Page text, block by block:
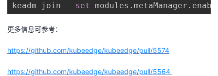
keadm join -- set modules . metaManager .
更多信息可参考：
https://github.com/kubeedge/kubeedge/pull/5574
https://github.com/kubeedge/kubeedge/pull/5564